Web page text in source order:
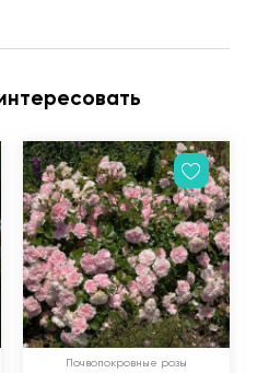
Почвопокровные розы